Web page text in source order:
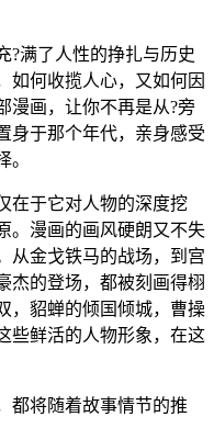
?满了人性的挣扎与历史
如何收揽人心，又如何因
漫画，让你不再是从?旁
身于那个年代，亲身感受
。
在于它对人物的深度挖
。漫画的画风硬朗又不失
从金戈铁马的战场，到宫
杰的登场，都被刻画得栩
，貂蝉的倾国倾城，曹操
鲜活的人物形象，在这
都将随着故事情节的推